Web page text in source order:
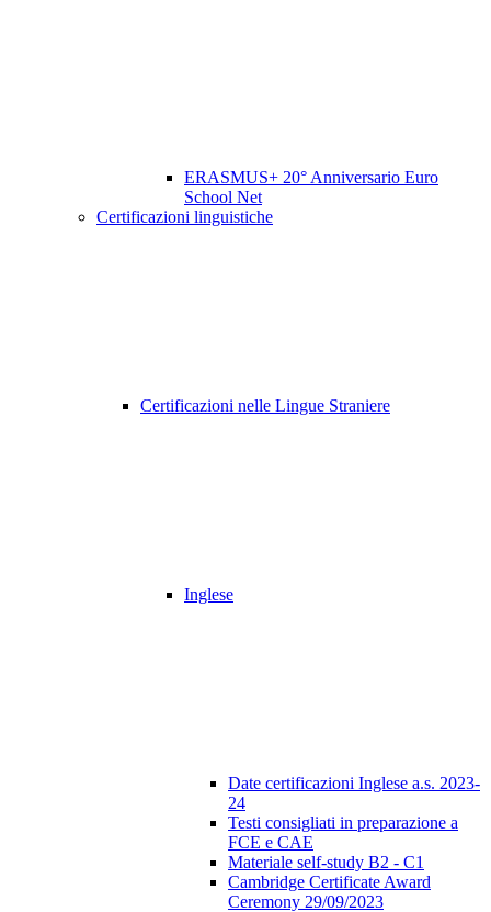
ERASMUS+ 20° Anniversario Euro
School Net
Certificazioni linguistiche
Certificazioni nelle Lingue Straniere
Inglese
Date certificazioni Inglese a.s. 2023-
24
Testi consigliati in preparazione a
FCE e CAE
Materiale self-study B2 - C1
Cambridge Certificate Award
Ceremony 29/09/2023